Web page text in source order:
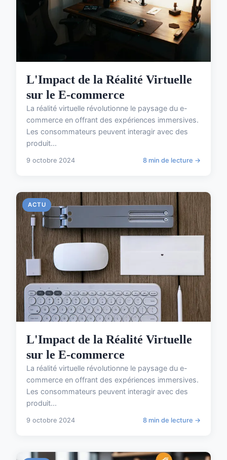
L'Impact de la Réalité Virtuelle
sur le E-commerce
La réalité virtuelle révolutionne le paysage du e-
commerce en offrant des expériences immersives.
Les consommateurs peuvent interagir avec des
produit...
9 octobre 2024 8 min de lecture →
ACTU
L'Impact de la Réalité Virtuelle
sur le E-commerce
La réalité virtuelle révolutionne le paysage du e-
commerce en offrant des expériences immersives.
Les consommateurs peuvent interagir avec des
produit...
9 octobre 2024 8 min de lecture →